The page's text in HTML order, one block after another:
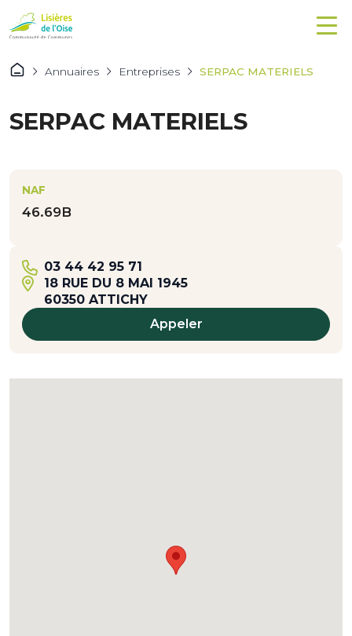
Annuaires Entreprises SERPAC MATERIELS
SERPAC MATERIELS
NAF
46.69B
03 44 42 95 71
18 RUE DU 8 MAI 1945
60350 ATTICHY
Appeler